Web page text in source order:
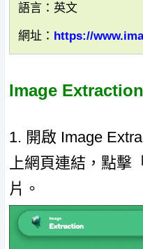
語言：英文
網址： https://
Image Extraction
1. 開啟 Image
上網頁連結，點擊
片。